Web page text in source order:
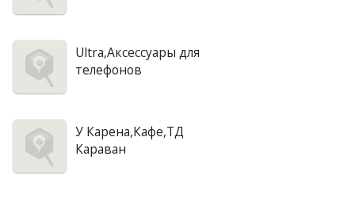
Ultra,Аксессуары для
телефонов
У Карена,Кафе,ТД
Караван